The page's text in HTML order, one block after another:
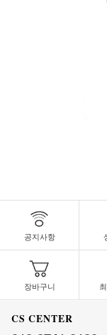
공지사항
장바구니
CS CENTER